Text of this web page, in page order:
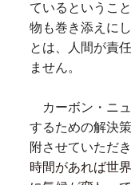
ているというこ
物も巻き添えに
とは、人間が責
ません。
カーボン・ニ
するための解決
附させていただき
時間があれば世